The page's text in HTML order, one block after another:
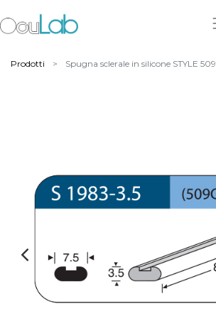
Prodotti Spugna sclerale in silicone STYLE 509